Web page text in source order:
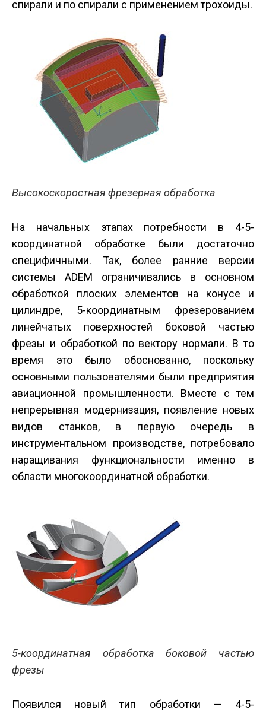
спирали и по спирали с применением трохоиды.
Высокоскоростная фрезерная обработка
На начальных этапах потребности в 4-5-
координатной обработке были достаточно
специфичными. Так, более ранние версии
системы ADEM ограничивались в основном
обработкой плоских элементов на конусе и
цилиндре, 5-координатным фрезерованием
линейчатых поверхностей боковой частью
фрезы и обработкой по вектору нормали. В то
время это было обоснованно, поскольку
основными пользователями были предприятия
авиационной промышленности. Вместе с тем
непрерывная модернизация, появление новых
видов станков, в первую очередь в
инструментальном производстве, потребовало
наращивания функциональности именно в
области многокоординатной обработки.
5-координатная обработка боковой частью
фрезы
Появился новый тип обработки — 4-5-